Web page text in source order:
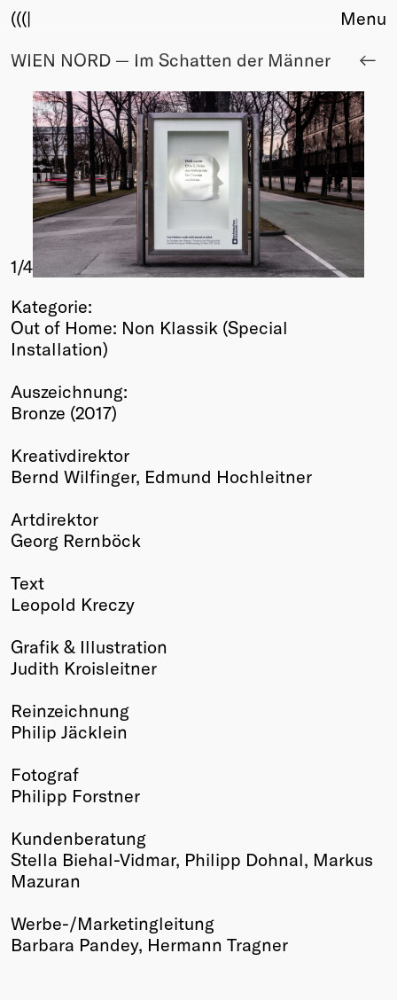
(((|
About
Award
Sponsors
Fair Work
TBD
Events
Upcoming
Past
Info
Members
Young Creatives
Winners
Past
Annual
Menu
WIEN NORD — Im Schatten der Männer
1/4
Kategorie:
Out of Home: Non Klassik (Special
Installation)
Auszeichnung:
Bronze (2017)
Kreativdirektor
Bernd Wilfinger, Edmund Hochleitner
Artdirektor
Georg Rernböck
Text
Leopold Kreczy
Grafik & Illustration
Judith Kroisleitner
Reinzeichnung
Philip Jäcklein
Fotograf
Philipp Forstner
Kundenberatung
Stella Biehal-Vidmar, Philipp Dohnal, Markus
Mazuran
Werbe-/Marketingleitung
Barbara Pandey, Hermann Tragner